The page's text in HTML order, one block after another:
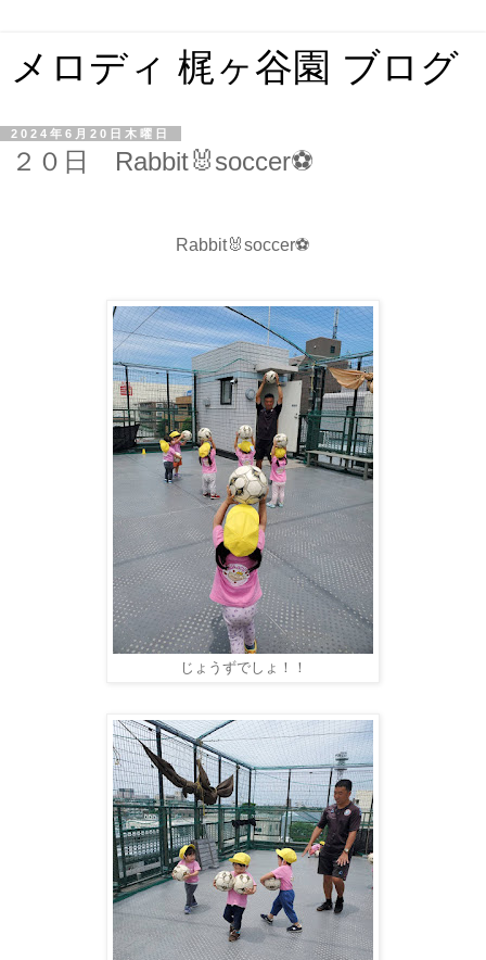
メロディ 梶ヶ谷園 ブログ
2024年6月20日木曜日
２０日 Rabbit🐰soccer⚽
Rabbit🐰soccer⚽
じょうずでしょ！！